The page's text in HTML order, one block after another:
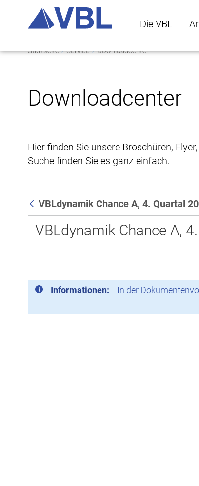
Die VBL
Startseite Service Downloadcenter
Downloadcenter
Hier finden Sie unsere Broschüren,
Suche finden Sie es ganz einfach.
Zurück
VBLdynamik Chance A, 4. Quartal
VBLdynamik Chance A,
Informationen: In der